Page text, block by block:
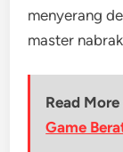
menyerang
master
Read More
Game